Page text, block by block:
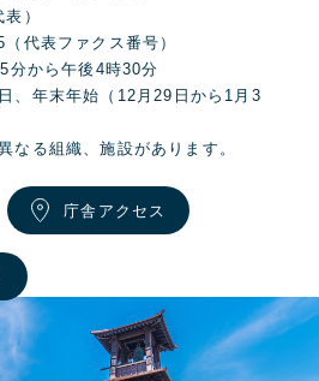
）
代表ファクス番号）
分から午後4時30分
、年末年始（12月29日から1月3
なる組織、施設があります。
庁舎アクセス